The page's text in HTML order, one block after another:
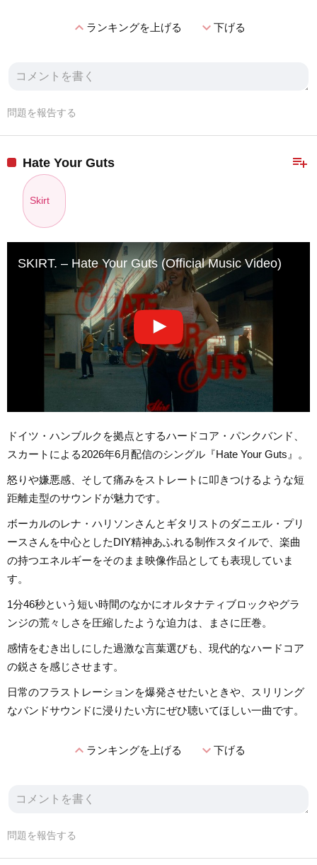
expand_lessランキングを上げる expand_more下げる
問題を報告する
playlist_add
Hate Your Guts
Skirt
SKIRT. – Hate Your Guts (Official Music Video)
ドイツ・ハンブルクを拠点とするハードコア・パンクバンド、
スカートによる2026年6月配信のシングル『Hate Your Guts』。
怒りや嫌悪感、そして痛みをストレートに叩きつけるような短
距離走型のサウンドが魅力です。
ボーカルのレナ・ハリソンさんとギタリストのダニエル・プリ
ースさんを中心としたDIY精神あふれる制作スタイルで、楽曲
の持つエネルギーをそのまま映像作品としても表現していま
す。
1分46秒という短い時間のなかにオルタナティブロックやグラ
ンジの荒々しさを圧縮したような迫力は、まさに圧巻。
感情をむき出しにした過激な言葉選びも、現代的なハードコア
の鋭さを感じさせます。
日常のフラストレーションを爆発させたいときや、スリリング
なバンドサウンドに浸りたい方にぜひ聴いてほしい一曲です。
expand_lessランキングを上げる expand_more下げる
問題を報告する